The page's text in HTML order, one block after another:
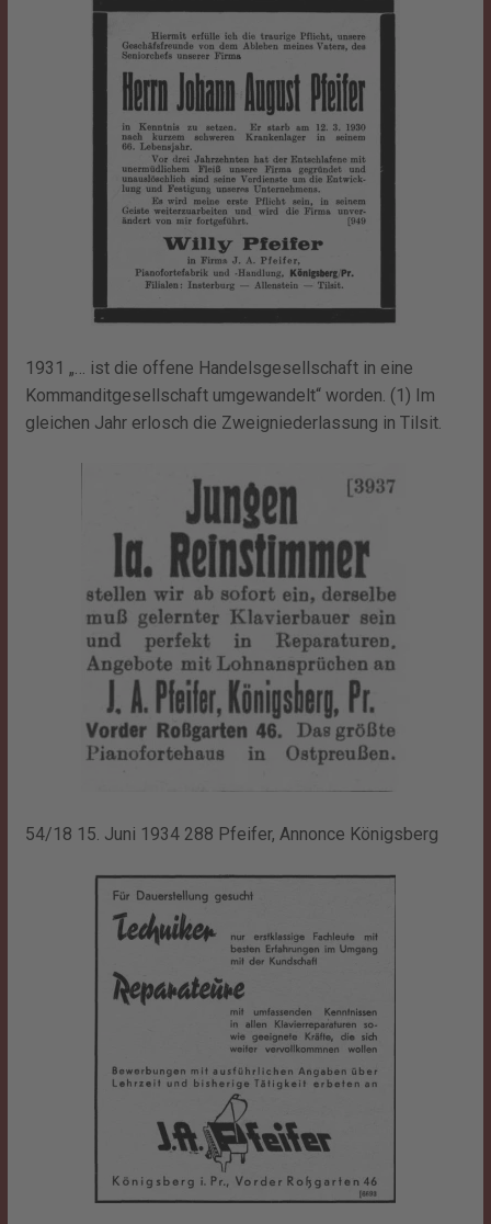
1931 „… ist die offene Handelsgesellschaft in eine
Kommanditgesellschaft umgewandelt“ worden. (1) Im
gleichen Jahr erlosch die Zweigniederlassung in Tilsit.
54/18 15. Juni 1934 288 Pfeifer, Annonce Königsberg